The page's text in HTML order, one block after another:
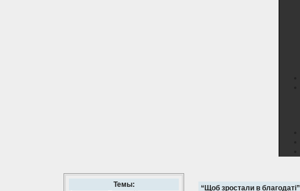
Темы:
“Щоб зростали в благодаті”